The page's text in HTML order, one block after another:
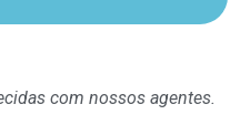
com nossos agentes.